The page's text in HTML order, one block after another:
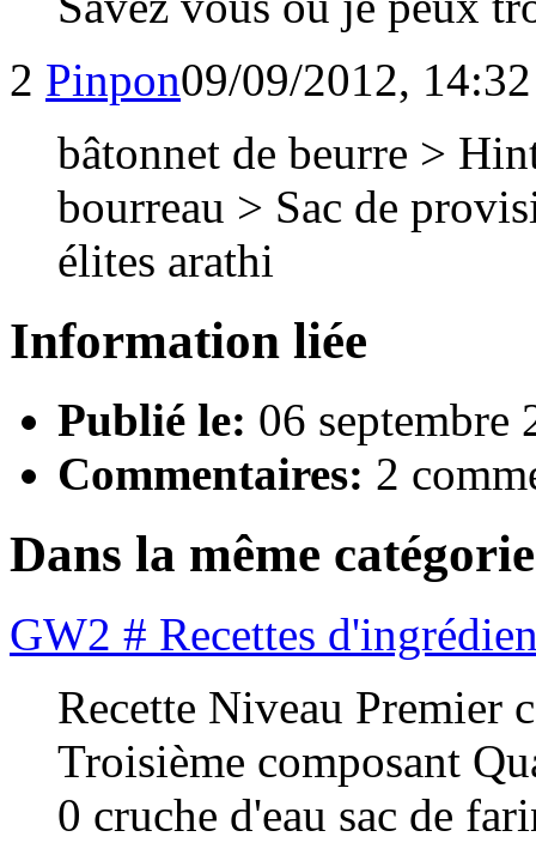
2 Pinpon09/09/2012, 14:32
bâtonnet de beurre >
bourreau > Sac de
élites arathi
Information liée
Publié le: 06 septembre
Commentaires: 2
Dans la même catégorie
GW2 # Recettes
Recette Niveau Premier
Troisième composant
0 cruche d'eau sac de